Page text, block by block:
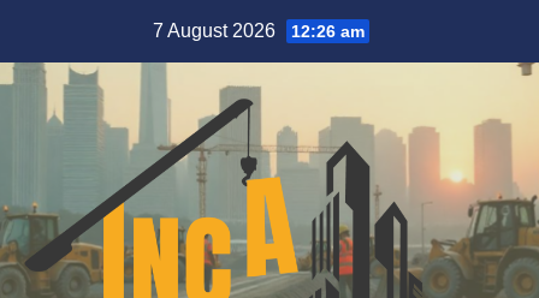
content
7 August 2026 12:26 am